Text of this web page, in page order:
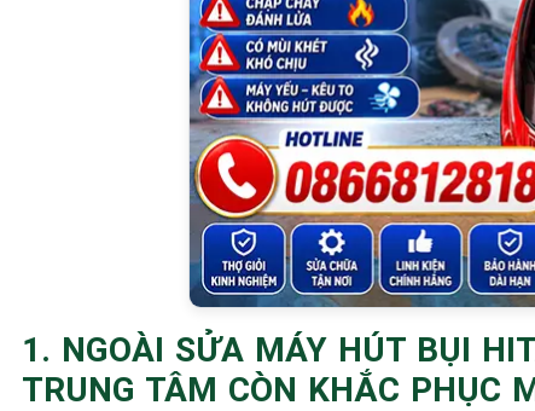
1. NGOÀI SỬA MÁY HÚT BỤI
TRUNG TÂM CÒN KHẮC PHỤC